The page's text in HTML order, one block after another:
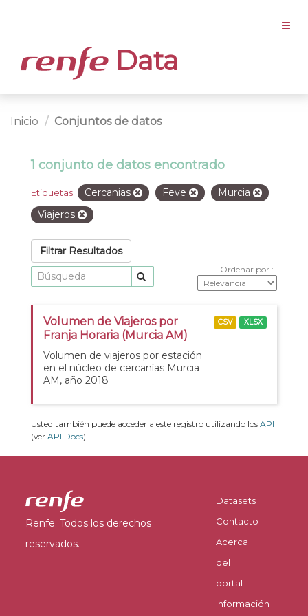
Data
Inicio Conjuntos de datos
1 conjunto de datos encontrado
Etiquetas: Cercanias Feve
Murcia
Viajeros
Filtrar Resultados
Ordenar por
Volumen de Viajeros por
Franja Horaria (Murcia AM)
Volumen de viajeros por estación
en el núcleo de cercanías Murcia
AM, año 2018
CSV XLSX
Usted también puede acceder a este registro utilizando los API
(ver API Docs).
Renfe. Todos los derechos
reservados.
Datasets
Contacto
Acerca
del
portal
Información